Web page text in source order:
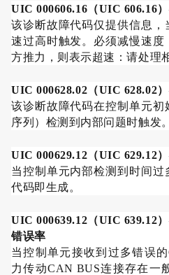
UIC 000606.16 （UIC 606.16）
该诊断故障代码仅提供信息
速过高时触发。必须减慢速
方推力，则表示超速：请处理
UIC 000628.02 （UIC 628.02）
该诊断故障代码在控制单元初
序列）检测到内部问题时触发。
UIC 000629.12 （UIC 629.12）
当控制单元内部检测到时间
代码即生成。
UIC 000639.12 （UIC 639.12）
错误率
当控制单元接收到过多错误的
力传动CAN BUS连接存在一